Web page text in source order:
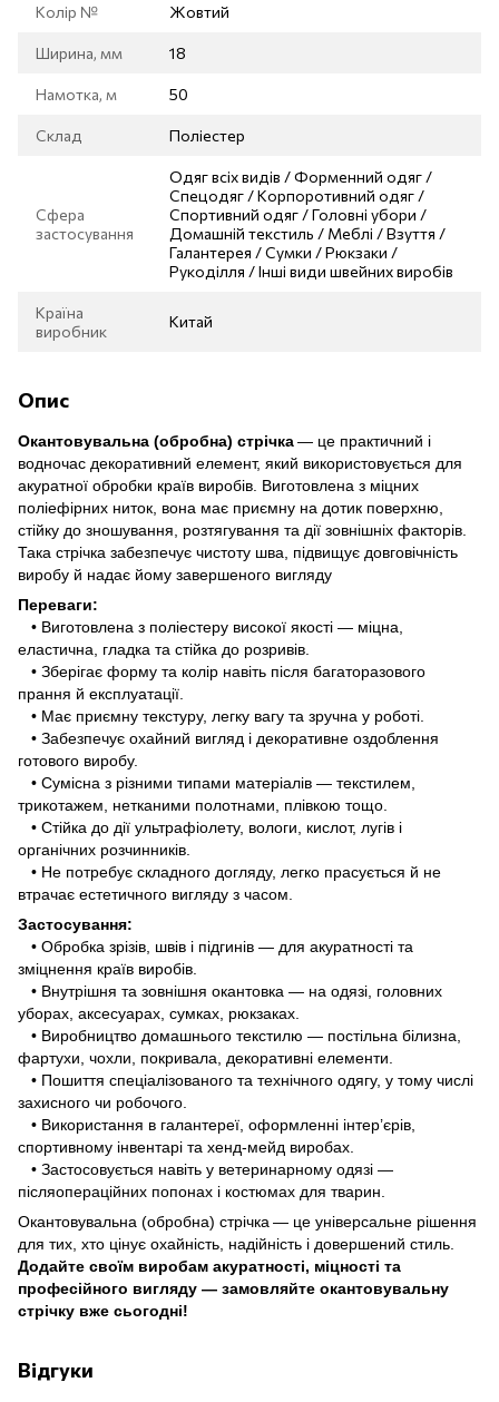
Колір № Жовтий
Ширина, мм 18
Намотка, м 50
Склад Поліестер
Сфера
застосування
Одяг всіх видів / Форменний одяг /
Спецодяг / Корпоротивний одяг /
Спортивний одяг / Головні убори /
Домашній текстиль / Меблі / Взуття /
Галантерея / Сумки / Рюкзаки /
Рукоділля / Інші види швейних виробів
Країна
виробник
Китай
Опис
Окантовувальна (обробна) стрічка— це практичний і
водночас декоративний елемент, який використовується для
акуратної обробки країв виробів. Виготовлена з міцних
поліефірних ниток, вона має приємну на дотик поверхню,
стійку до зношування, розтягування та дії зовнішніх факторів.
Така стрічка забезпечує чистоту шва, підвищує довговічність
виробу й надає йому завершеного вигляду
Переваги:
• Виготовлена з поліестеру високої якості — міцна,
еластична, гладка та стійка до розривів.
• Зберігає форму та колір навіть після багаторазового
прання й експлуатації.
• Має приємну текстуру, легку вагу та зручна у роботі.
• Забезпечує охайний вигляд і декоративне оздоблення
готового виробу.
• Сумісна з різними типами матеріалів — текстилем,
трикотажем, нетканими полотнами, плівкою тощо.
• Стійка до дії ультрафіолету, вологи, кислот, лугів і
органічних розчинників.
• Не потребує складного догляду, легко прасується й не
втрачає естетичного вигляду з часом.
Застосування:
• Обробка зрізів, швів і підгинів — для акуратності та
зміцнення країв виробів.
• Внутрішня та зовнішня окантовка — на одязі, головних
уборах, аксесуарах, сумках, рюкзаках.
• Виробництво домашнього текстилю — постільна білизна,
фартухи, чохли, покривала, декоративні елементи.
• Пошиття спеціалізованого та технічного одягу, у тому числі
захисного чи робочого.
• Використання в галантереї, оформленні інтер’єрів,
спортивному інвентарі та хенд-мейд виробах.
• Застосовується навіть у ветеринарному одязі —
післяопераційних попонах і костюмах для тварин.
Окантовувальна (обробна) стрічка — це універсальне рішення
для тих, хто цінує охайність, надійність і довершений стиль.
Додайте своїм виробам акуратності, міцності та
професійного вигляду — замовляйте окантовувальну
стрічку вже сьогодні!
Відгуки